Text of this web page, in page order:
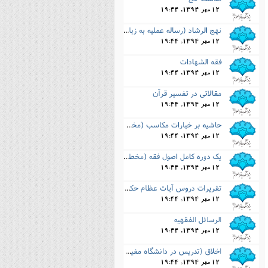
نصیریه (شیعی)
سایر فرق شیعی
12 مهر 1394, 19:44
نهج الرشاد (رساله عملیه به زبان عربى)
12 مهر 1394, 19:44
فقه الشهادات
12 مهر 1394, 19:44
مقالاتى در تفسیر قرآن
12 مهر 1394, 19:44
حاشیه بر خیارات مکاسب (مخطوط)
12 مهر 1394, 19:44
یک دوره کامل اصول فقه (مخطوط)
12 مهر 1394, 19:44
تقریرات دروس آیات عظام حکیم و خوئى در فقه و اصول (مخطوط)
12 مهر 1394, 19:44
الرسائل الفقهیه
12 مهر 1394, 19:44
اخلاق (تدریس در دانشگاه مفید) غیر مطبوع
12 مهر 1394, 19:44